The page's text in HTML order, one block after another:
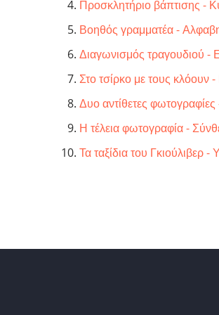
Προσκλητήριο βάπτισης -
Βοηθός γραμματέα -
Διαγωνισμός τραγουδιού -
Στο τσίρκο με τους κλόουν
Δυο αντίθετες
Η τέλεια φωτογραφία -
Τα ταξίδια του Γκιούλιβερ -